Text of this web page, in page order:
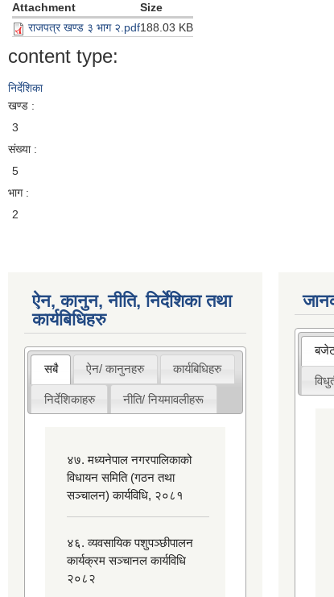
Attachment
Size
राजपत्र खण्ड ३ भाग २.pdf188.03 KB
content type:
निर्देशिका
खण्ड :
3
संख्या :
5
भाग :
2
ऐन, कानुन, नीति, निर्देशिका तथा
कार्यबिधिहरु
सबै ऐन/ कानुनहरु कार्यबिधिहरु
निर्देशिकाहरु नीति/ नियमावलीहरू
४७. मध्यनेपाल नगरपालिकाको
विधायन समिति (गठन तथा
सञ्चालन) कार्यविधि, २०८१
४६. व्यवसायिक पशुपञ्छीपालन
कार्यक्रम सञ्चानल कार्यविधि
२०८२